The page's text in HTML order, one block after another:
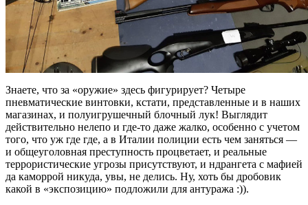
Знаете, что за «оружие» здесь фигурирует? Четыре
пневматические винтовки, кстати, представленные и в наших
магазинах, и полуигрушечный блочный лук! Выглядит
действительно нелепо и где-то даже жалко, особенно с учетом
того, что уж где где, а в Италии полиции есть чем заняться —
и общеуголовная преступность процветает, и реальные
террористические угрозы присутствуют, и ндрангета с мафией
да каморрой никуда, увы, не делись. Ну, хоть бы дробовик
какой в «экспозицию» подложили для антуража :)).